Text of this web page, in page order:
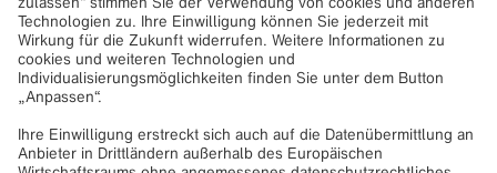
Weitere Informationen erhalten Sie unterBrainlab
oder besuchen Sie uns aufLinkedIn
Facebook
und Instagram .